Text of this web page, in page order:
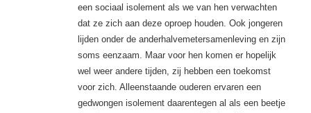
een sociaal isolement als we van hen verwachten
dat ze zich aan deze oproep houden. Ook jongeren
lijden onder de anderhalvemetersamenleving en zijn
soms eenzaam. Maar voor hen komen er hopelijk
wel weer andere tijden, zij ­hebben een toekomst
voor zich. Alleenstaande ouderen ervaren een
gedwongen isolement daarentegen al als een beetje